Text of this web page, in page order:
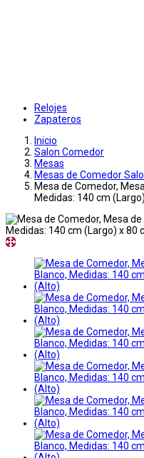
Relojes
Zapateros
Inicio
Salon Comedor
Mesas
Mesas de Comedor
Mesa de Comedor,
Medidas: 140 cm